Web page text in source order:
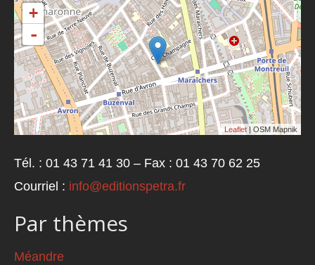
+
-
Leaflet | OSM Mapnik
Tél. : 01 43 71 41 30 – Fax : 01 43 70 62 25
Courriel : info@editionspetra.fr
Par thèmes
Méandre